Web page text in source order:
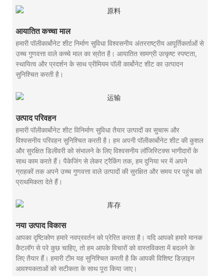
आयातित कच्चा माल
हमारी पॉलीकार्बोनेट शीट निर्माण सुविधा विश्वसनीय अंतरराष्ट्रीय आपूर्तिकर्ताओं से
उच्च गुणवत्ता वाले कच्चे माल का स्रोत है। आयातित सामग्री उत्कृष्ट स्पष्टता,
स्थायित्व और प्रदर्शन के साथ प्रीमियम पॉली कार्बोनेट शीट का उत्पादन
सुनिश्चित करती है।
उत्पाद परिवहन
हमारी पॉलीकार्बोनेट शीट विनिर्माण सुविधा तैयार उत्पादों का सुचारू और
विश्वसनीय परिवहन सुनिश्चित करती है। हम अपनी पॉलीकार्बोनेट शीट की कुशल
और सुरक्षित डिलीवरी को संभालने के लिए विश्वसनीय लॉजिस्टिक्स भागीदारों के
साथ काम करते हैं। पैकेजिंग से लेकर ट्रैकिंग तक, हम दुनिया भर में अपने
ग्राहकों तक अपने उच्च गुणवत्ता वाले उत्पादों की सुरक्षित और समय पर पहुंच को
प्राथमिकता देते हैं।
नया उत्पाद विकास
आपका दृष्टिकोण हमारे नवप्रवर्तन को प्रेरित करता है। यदि आपको हमारे मानक
कैटलॉग से परे कुछ चाहिए, तो हम आपके विचारों को वास्तविकता में बदलने के
लिए तैयार हैं। हमारी टीम यह सुनिश्चित करती है कि आपकी विशिष्ट डिज़ाइन
आवश्यकताओं को सटीकता के साथ पूरा किया जाए।